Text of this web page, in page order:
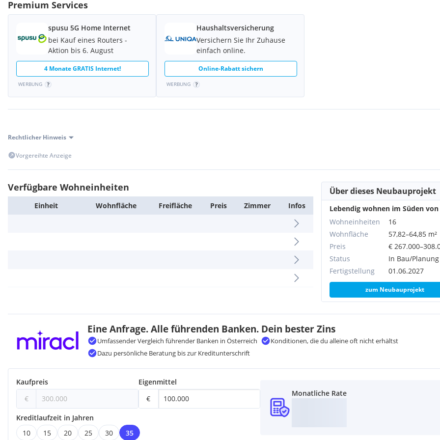
Der Kaufpreis beläuft sich auf300.000,00 EUR
für den Endnutzer. Der Anlegerkaufpreis
beläuft sich auf267.000,00 EUR
Provisionsfrei für den Käufer
Der Kaufpreis für Endnutzer beläuft sich auf EUR 25.000,00
Infrastruktur
Einkaufsmöglichkeiten 350m
Bank/Geldautomat 300m
Postfiliale 300m
Kindergarten 850m
Volksschule 850m
Apotheke 190m
Autobahnauffahrt A9 - 5min. Fahrtzeit
Premium Services
spusu 5G Home Internet
bei Kauf eines Routers -
Aktion bis 6. August
4 Monate GRATIS Internet!
WERBUNG
Haushaltsversicherung
Versichern Sie Ihr Zuhause
einfach online.
Online-Rabatt sichern
WERBUNG
Rechtlicher Hinweis
Vorgereihte Anzeige
Verfügbare Wohneinheiten
Einheit Wohn­fläche Frei­fläche Preis Zimmer Infos
Über dieses Neubauprojekt
Lebendig wohnen im Süden von
Wohneinheiten
16
Wohnfläche
57,82–64,85 m²
Preis
€
Status
In Bau/Planung
Fertigstellung
01.06.2027
zum Neubauprojekt
Eine Anfrage. Alle führenden Banken. Dein bester Zins
Umfassender Vergleich führender Banken in Österreich
Konditionen, die du alleine oft nicht erhältst
Dazu persönliche Beratung bis zur Kreditunterschrift
Kaufpreis
€
Eigenmittel
€
Kreditlaufzeit in Jahren
10
15 20 25 30 35
Monatliche Rate